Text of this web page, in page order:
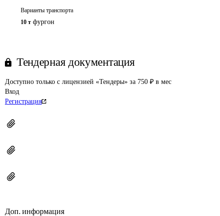
Варианты транспорта
10 т фургон
Тендерная документация
Доступно только с лицензией «Тендеры» за 750 ₽ в мес
Вход
Регистрация
Доп. информация